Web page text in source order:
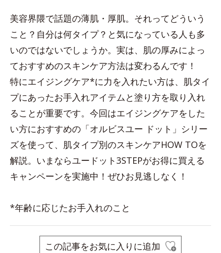
美容界隈で話題の薄肌・厚肌。それってどういう
こと？自分は何タイプ？と気になっている人も多
いのではないでしょうか。実は、肌の厚みによっ
ておすすめのスキンケア方法は変わるんです！
特にエイジングケア*に力を入れたい方は、肌タイ
プにあったお手入れアイテムと塗り方を取り入れ
ることが重要です。今回はエイジングケアをした
い方におすすめの「オルビスユー ドット」シリー
ズを使って、肌タイプ別のスキンケアHOW TOを
解説。いまならユードット3STEPがお得に買える
キャンペーンを実施中！ぜひお見逃しなく！
*年齢に応じたお手入れのこと
この記事をお気に入りに追加